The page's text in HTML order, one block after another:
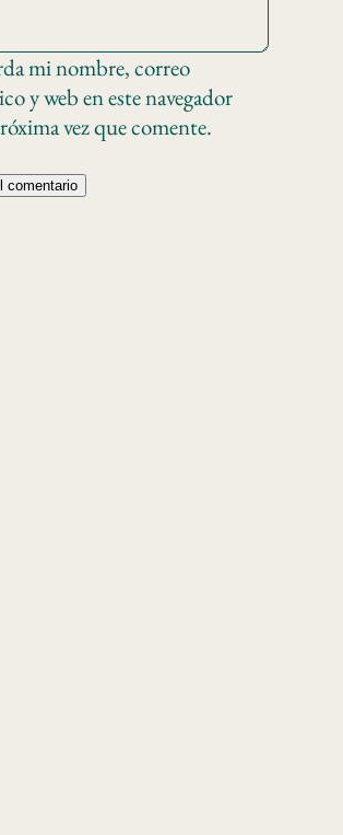
mi nombre, correo
y web en este navegador
vez que comente.